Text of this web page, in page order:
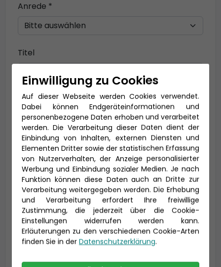
Anrede *
Titel
Vorname * Nachname *
E-Mail *
Telefon *
Geburtsdatum
Einwilligung zu Cookies
Auf dieser Webseite werden Cookies verwendet.
Dabei können Endgeräteinformationen und
personenbezogene Daten erhoben und verarbeitet
werden. Die Verarbeitung dieser Daten dient der
Einbindung von Inhalten, externen Diensten und
Elementen Dritter sowie der statistischen Erfassung
von Nutzerverhalten, der Anzeige personalisierter
Werbung und Einbindung sozialer Medien. Je nach
Funktion können diese Daten auch an Dritte zur
Verarbeitung weitergegeben werden. Die Erhebung
und Verarbeitung erfordert Ihre freiwillige
Zustimmung, die jederzeit über die Cookie-
Einstellungen widerrufen werden kann.
Erläuterungen zu den verschiedenen Cookie-Arten
finden Sie in der Datenschutzerklärung.